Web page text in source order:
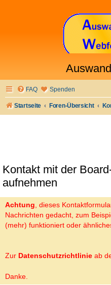
FAQ Spenden
Startseite Foren-Übersicht
Kontakt mit der
aufnehmen
Achtung , dieses
Nachrichten gedacht, zum
(mehr) funktioniert oder
Zur Datenschutzrichtlinie ab
Danke.